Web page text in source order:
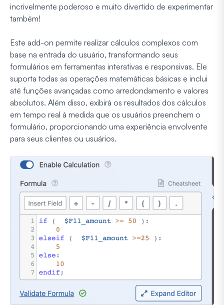
incrivelmente poderoso e muito divertido de experimentar
também!
Este add-on permite realizar cálculos complexos com
base na entrada do usuário, transformando seus
formulários em ferramentas interativas e responsivas. Ele
suporta todas as operações matemáticas básicas e inclui
até funções avançadas como arredondamento e valores
absolutos. Além disso, exibirá os resultados dos cálculos
em tempo real à medida que os usuários preenchem o
formulário, proporcionando uma experiência envolvente
para seus clientes ou usuários.